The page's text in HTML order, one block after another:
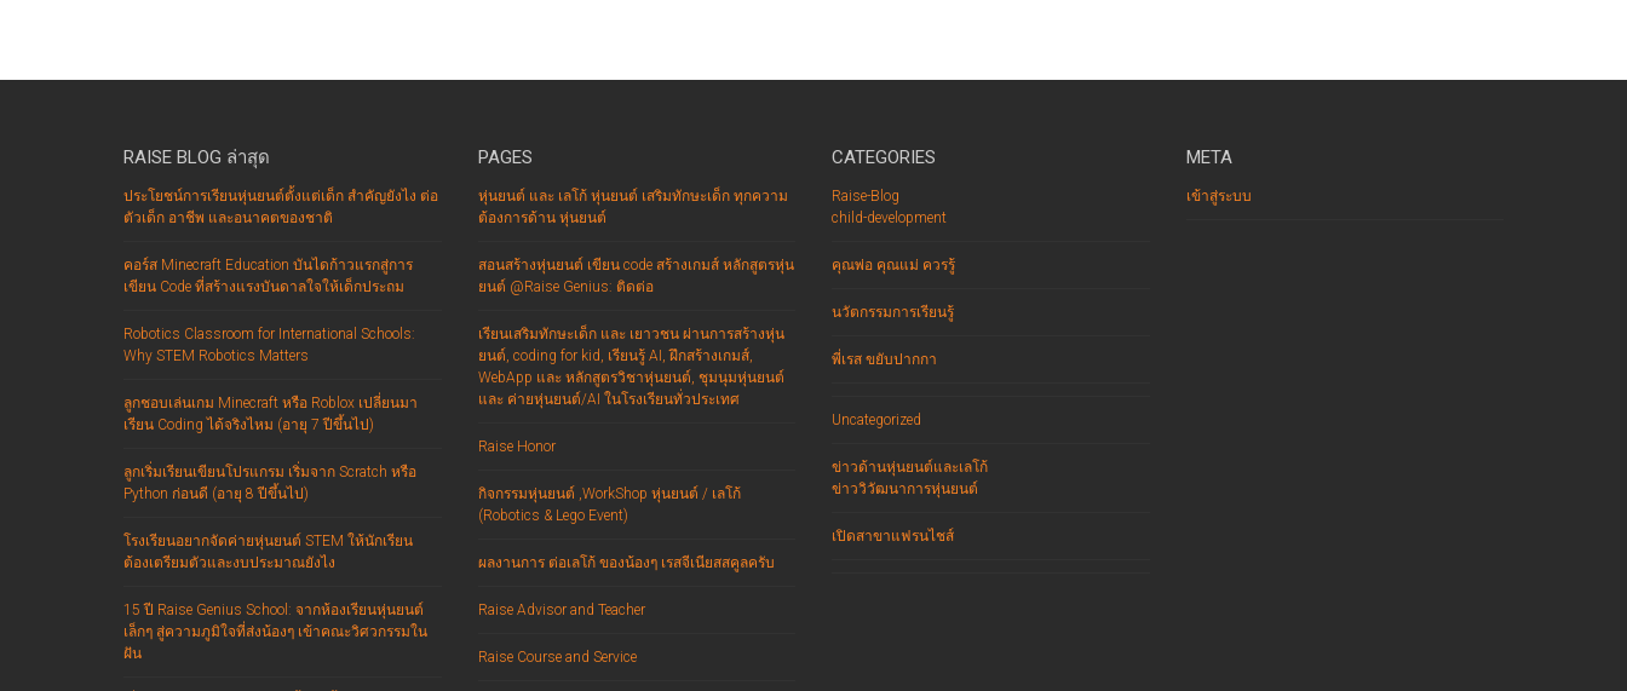
RAISE BLOG ล่าสุด
ประโยชน์การเรียนหุ่นยนต์ตั้งแต่เด็ก สำคัญยังไง ต่อ
ตัวเด็ก อาชีพ และอนาคตของชาติ
คอร์ส Minecraft Education บันไดก้าวแรกสู่การ
เขียน Code ที่สร้างแรงบันดาลใจให้เด็กประถม
Robotics Classroom for International Schools:
Why STEM Robotics Matters
ลูกชอบเล่นเกม Minecraft หรือ Roblox เปลี่ยนมา
เรียน Coding ได้จริงไหม (อายุ 7 ปีขึ้นไป)
ลูกเริ่มเรียนเขียนโปรแกรม เริ่มจาก Scratch หรือ
Python ก่อนดี (อายุ 8 ปีขึ้นไป)
โรงเรียนอยากจัดค่ายหุ่นยนต์ STEM ให้นักเรียน
ต้องเตรียมตัวและงบประมาณยังไง
15 ปี Raise Genius School: จากห้องเรียนหุ่นยนต์
เล็กๆ สู่ความภูมิใจที่ส่งน้องๆ เข้าคณะวิศวกรรมใน
ฝัน
PAGES
หุ่นยนต์ และ เลโก้ หุ่นยนต์ เสริมทักษะเด็ก ทุกความ
ต้องการด้าน หุ่นยนต์
สอนสร้างหุ่นยนต์ เขียน code สร้างเกมส์ หลักสูตรหุ่น
ยนต์ @Raise Genius: ติดต่อ
เรียนเสริมทักษะเด็ก และ เยาวชน ผ่านการสร้างหุ่น
ยนต์, coding for kid, เรียนรู้ AI, ฝึกสร้างเกมส์,
WebApp และ หลักสูตรวิชาหุ่นยนต์, ชุมนุมหุ่นยนต์
และ ค่ายหุ่นยนต์/AI ในโรงเรียนทั่วประเทศ
Raise Honor
กิจกรรมหุ่นยนต์ ,WorkShop หุ่นยนต์ / เลโก้
(Robotics & Lego Event)
ผลงานการ ต่อเลโก้ ของน้องๆ เรสจีเนียสสคูลครับ
Raise Advisor and Teacher
Raise Course and Service
CATEGORIES
Raise-Blog
child-development
คุณพ่อ คุณแม่ ควรรู้
นวัตกรรมการเรียนรู้
พี่เรส ขยับปากกา
Uncategorized
ข่าวด้านหุ่นยนต์และเลโก้
ข่าววิวัฒนาการหุ่นยนต์
เปิดสาขาแฟรนไชส์
META
เข้าสู่ระบบ